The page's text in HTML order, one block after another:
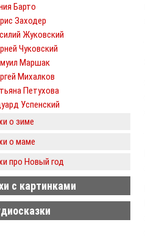
Барто
Заходер
Жуковский
Чуковский
Маршак
Михалков
Петухова
Успенский
о зиме
о маме
про Новый год
с картинками